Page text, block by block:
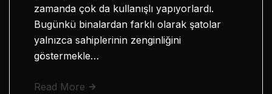
zamanda çok da kullanışlı yapıyorlardı.
Bugünkü binalardan farklı olarak şatolar
yalnızca sahiplerinin zenginliğini
göstermekle…
Read More